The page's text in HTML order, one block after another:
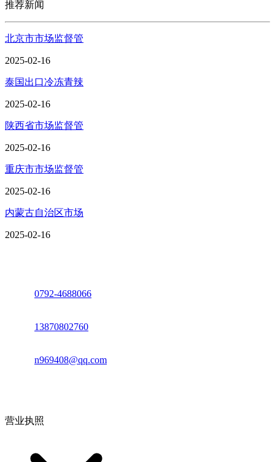
推荐新闻
北京市市场监督管
2025-02-16
泰国出口冷冻青辣
2025-02-16
陕西省市场监督管
2025-02-16
重庆市市场监督管
2025-02-16
内蒙古自治区市场
2025-02-16
0792-4688066
13870802760
n969408@qq.com
营业执照